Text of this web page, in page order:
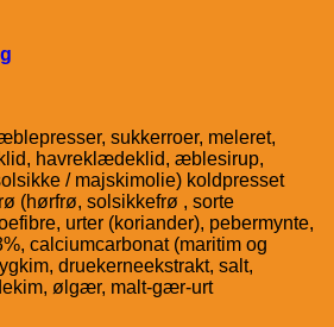
sukkerroer, meleret,
havreklædeklid, æblesirup,
/ majskimolie) koldpresset
(hørfrø, solsikkefrø , sorte
urter (koriander), pebermynte,
calciumcarbonat (maritim og
druekerneekstrakt, salt,
ølgær, malt-gær-urt